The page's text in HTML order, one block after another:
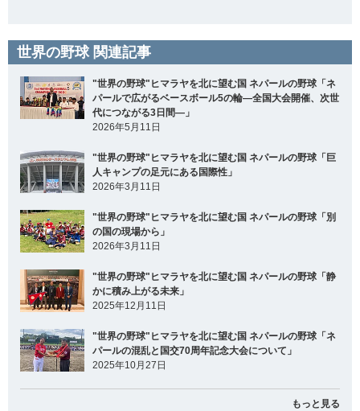
世界の野球 関連記事
"世界の野球"ヒマラヤを北に望む国 ネパールの野球「ネ
パールで広がるベースボール5の輪―全国大会開催、次世
代につながる3日間―」
2026年5月11日
"世界の野球"ヒマラヤを北に望む国 ネパールの野球「巨
人キャンプの足元にある国際性」
2026年3月11日
"世界の野球"ヒマラヤを北に望む国 ネパールの野球「別
の国の現場から」
2026年3月11日
"世界の野球"ヒマラヤを北に望む国 ネパールの野球「静
かに積み上がる未来」
2025年12月11日
"世界の野球"ヒマラヤを北に望む国 ネパールの野球「ネ
パールの混乱と国交70周年記念大会について」
2025年10月27日
もっと見る